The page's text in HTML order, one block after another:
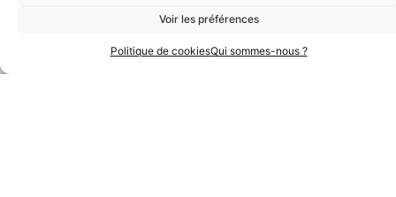
Voir les préférences
Politique de cookiesQui sommes-nous ?